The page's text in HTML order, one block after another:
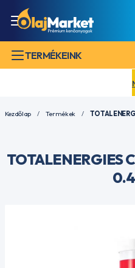
TERMÉKEINK
Kezdőlap Termékek
TOTALENERGIES